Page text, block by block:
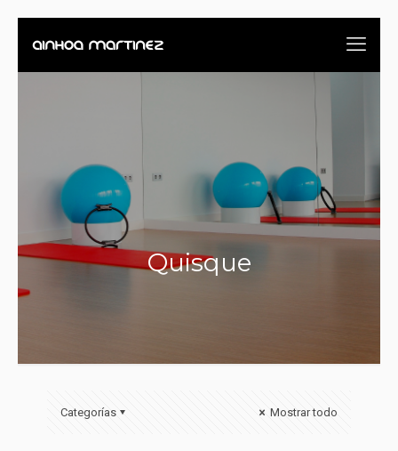
Quisque
Categorías Mostrar todo